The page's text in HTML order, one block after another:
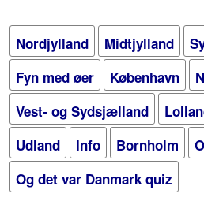
Nordjylland Midtjylland
Fyn med øer
København
Vest- og Sydsjælland
Udland
Info Bornholm
Og det var Danmark quiz